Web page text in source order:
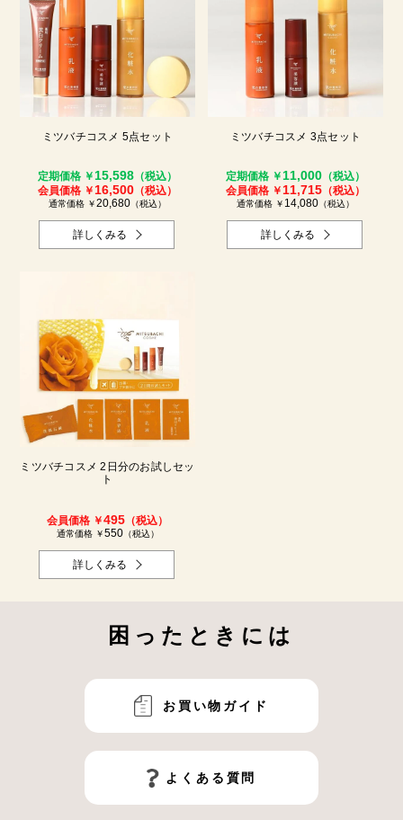
ミツバチコスメ 5点セット
定期価格 ￥15,598 （税込）
会員価格 ￥16,500 （税込）
通常価格 ￥20,680 （税込）
詳しくみる
ミツバチコスメ 3点セット
定期価格 ￥11,000 （税込）
会員価格 ￥11,715 （税込）
通常価格 ￥ 14,080 （税込）
詳しくみる
ミツバチコスメ 2日分のお試しセッ
ト
会員価格 ￥495 （税込）
通常価格 ￥550（税込）
詳しくみる
困ったときには
お買い物ガイド
よくある質問